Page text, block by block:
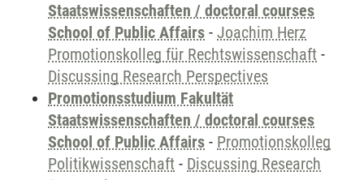
Staatswissenschaften / doctoral courses
School of Public Affairs - Joachim Herz
Promotionskolleg für Rechtswissenschaft -
Discussing Research Perspectives
Promotionsstudium Fakultät
Staatswissenschaften / doctoral courses
School of Public Affairs - Promotionskolleg
Politikwissenschaft - Discussing Research